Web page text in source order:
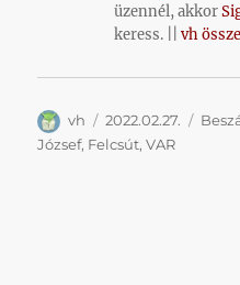
üzennél, akkor
keress. ||vh
Szerző
vh Közzétéve
2022.02.27.
József, Felcsút,VAR